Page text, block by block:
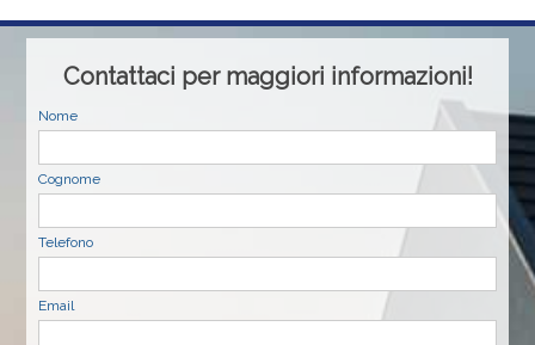
Contattaci per maggiori informazioni!
Nome
Cognome
Telefono
Email